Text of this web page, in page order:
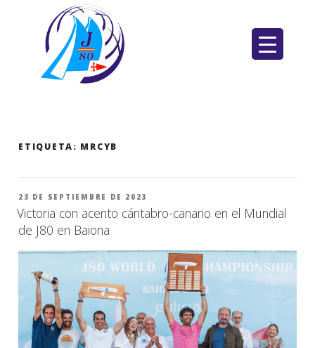
ETIQUETA: MRCYB
PUBLICADO
EL
23 DE SEPTIEMBRE DE 2023
Victoria con acento cántabro-canario en el Mundial
de J80 en Baiona